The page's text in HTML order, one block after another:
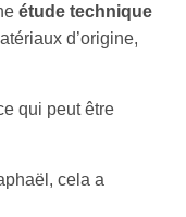
étude technique
d’origine,
qui peut être
cela a